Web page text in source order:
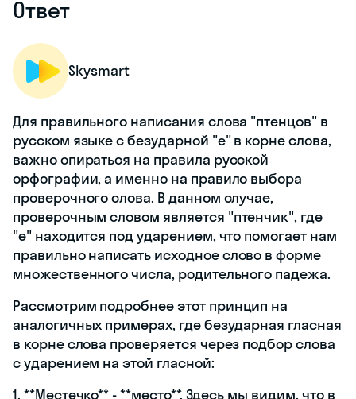
Ответ
Skysmart
Для правильного написания слова "птенцов" в
русском языке с безударной "е" в корне слова,
важно опираться на правила русской
орфографии, а именно на правило выбора
проверочного слова. В данном случае,
проверочным словом является "птенчик", где
"е" находится под ударением, что помогает нам
правильно написать исходное слово в форме
множественного числа, родительного падежа.
Рассмотрим подробнее этот принцип на
аналогичных примерах, где безударная гласная
в корне слова проверяется через подбор слова
с ударением на этой гласной:
1. **Местечко** - **место**. Здесь мы видим, что в